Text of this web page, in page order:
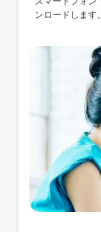
ンロードします。